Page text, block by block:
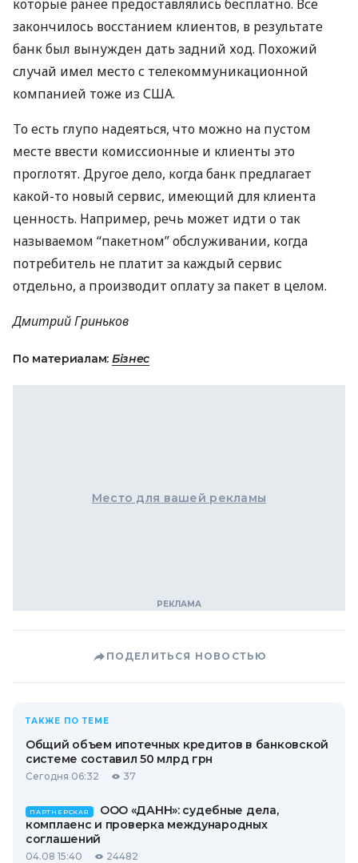
которые ранее предоставлялись бесплатно. Все
закончилось восстанием клиентов, в результате
банк был вынужден дать задний ход. Похожий
случай имел место с телекоммуникационной
компанией тоже из США.
То есть глупо надеяться, что можно на пустом
месте ввести комиссионные и клиенты это
проглотят. Другое дело, когда банк предлагает
какой-то новый сервис, имеющий для клиента
ценность. Например, речь может идти о так
называемом “пакетном” обслуживании, когда
потребитель не платит за каждый сервис
отдельно, а производит оплату за пакет в целом.
Дмитрий Гриньков
По материалам: Бізнес
Место для вашей рекламы
ПОДЕЛИТЬСЯ НОВОСТЬЮ
ТАКЖЕ ПО ТЕМЕ
Общий объем ипотечных кредитов в банковской
системе составил 50 млрд грн
Сегодня 06:32 37
ПАРТНЕРСКАЯ
ООО «ДАНН»: судебные дела,
комплаенс и проверка международных
соглашений
04.08 15:40 24482